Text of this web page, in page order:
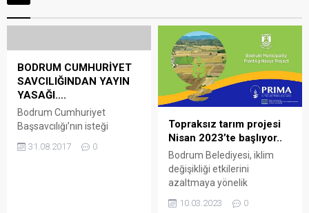
BODRUM CUMHURİYET
SAVCILIĞINDAN YAYIN
YASAĞI….
Bodrum Cumhuriyet
Başsavcılığı’nın isteği
yeğeni arasındaki ilişkiyle
31.08.2017 0
Topraksız tarım projesi
Nisan 2023’te başlıyor..
Bodrum Belediyesi, iklim
değişikliği etkilerini
azaltmaya yönelik
düzeyinde devam ederken
10.03.2023 0